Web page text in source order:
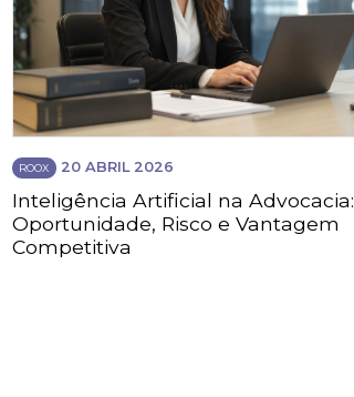
ROOX 20 ABRIL 2026
Inteligência Artificial na Advocacia:
Oportunidade, Risco e Vantagem
Competitiva